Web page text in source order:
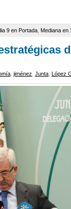
9 en Portada Mediana en
jiménez Junta López